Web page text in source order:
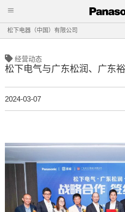
松下电器（中国）有限公司
经营动态
松下电气与广东松润、广东
2024-03-07